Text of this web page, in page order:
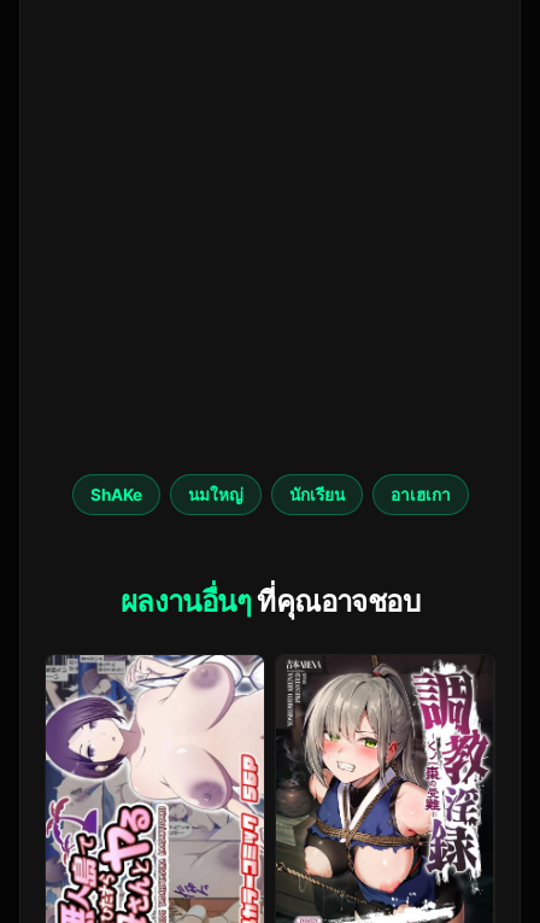
ShAKe นมใหญ่ นักเรียน อาเฮเกา
ผลงานอื่นๆที่คุณอาจชอบ